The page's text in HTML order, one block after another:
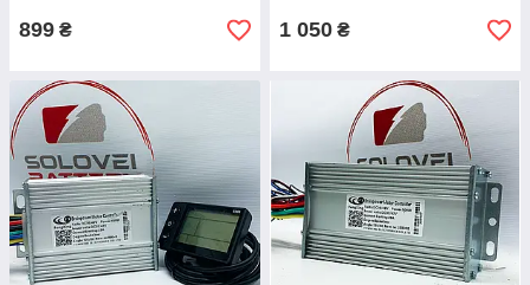
899 ₴ 1 050 ₴